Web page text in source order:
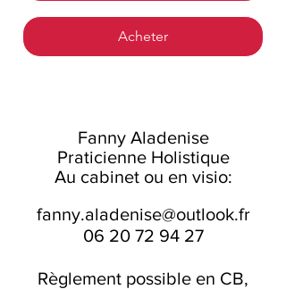
Acheter
Fanny Aladenise
Praticienne Holistique
Au cabinet ou en visio:
fanny.aladenise@outlook.fr
06 20 72 94 27
Règlement possible en CB,